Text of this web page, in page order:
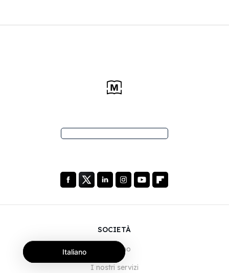
SOCIETÀ
Chi siamo
I nostri servizi
Italiano